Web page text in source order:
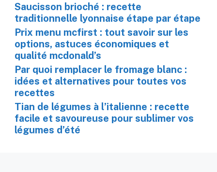
Saucisson brioché : recette
traditionnelle lyonnaise étape par étape
Prix menu mcfirst : tout savoir sur les
options, astuces économiques et
qualité mcdonald’s
Par quoi remplacer le fromage blanc :
idées et alternatives pour toutes vos
recettes
Tian de légumes à l’italienne : recette
facile et savoureuse pour sublimer vos
légumes d’été